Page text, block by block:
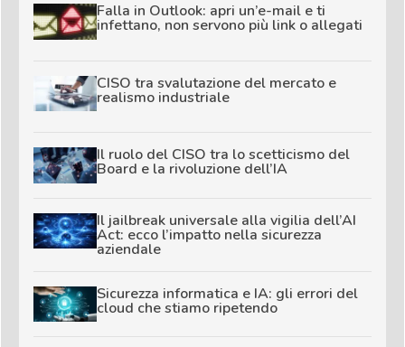
Falla in Outlook: apri un’e-mail e ti
infettano, non servono più link o allegati
CISO tra svalutazione del mercato e
realismo industriale
Il ruolo del CISO tra lo scetticismo del
Board e la rivoluzione dell’IA
Il jailbreak universale alla vigilia dell’AI
Act: ecco l’impatto nella sicurezza
aziendale
Sicurezza informatica e IA: gli errori del
cloud che stiamo ripetendo